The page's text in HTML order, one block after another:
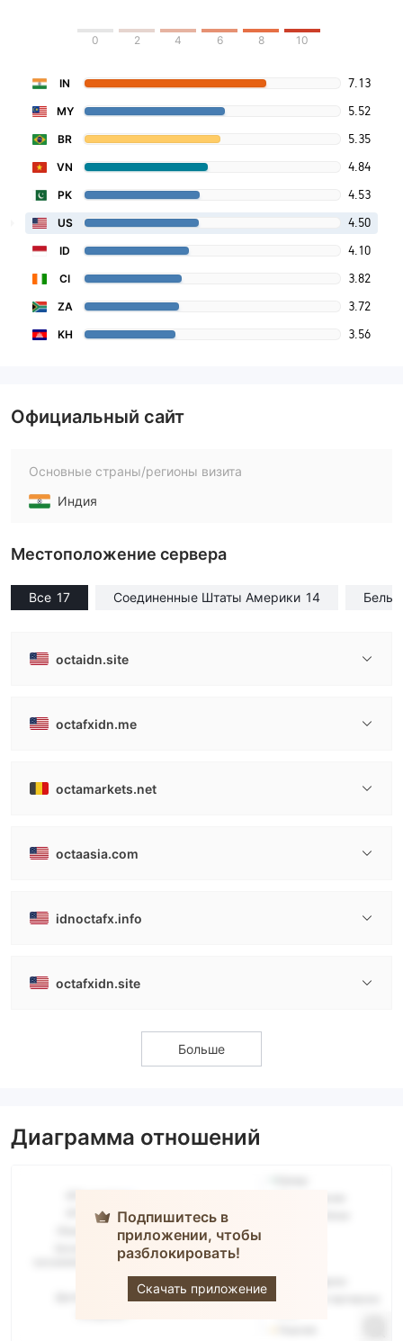
0 2 4 6 8 10
IN 7.13
MY 5.52
BR 5.35
VN 4.84
PK 4.53
US 4.50
ID 4.10
CI 3.82
ZA 3.72
KH 3.56
Официальный сайт
Основные страны/регионы визита
Индия
Местоположение сервера
Все 17 Соединенные Штаты Америки 14
octaidn.site
octafxidn.me
octamarkets.net
octaasia.com
idnoctafx.info
octafxidn.site
Больше
Диаграмма отношений
Подпишитесь в
приложении, чтобы
разблокировать!
Скачать приложение
octa